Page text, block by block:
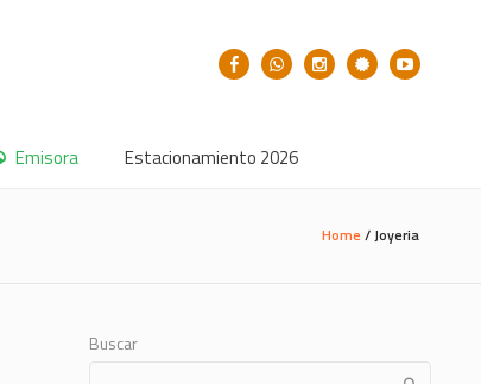
Emisora Estacionamiento 2026
Home /Joyeria
Buscar